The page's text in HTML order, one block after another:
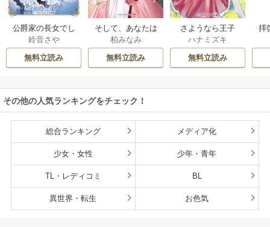
公爵家の長女でし
た
鈴音さや
無料立読み
そして、あなたは
私を捨てる
柏みなみ
無料立読み
さようなら王子
様、どうか私のこ
とは忘れてくださ
い
ハナミズキ
無料立読み
拝
その他の人気ランキングをチェック！
総合ランキング メディア化
少女・女性 少年・青年
TL・レディコミ BL
異世界・転生 お色気